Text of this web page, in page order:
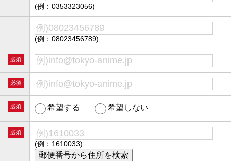
(例：0353323056)
(例：08023456789)
必須
必須
必須 希望する 希望しない
必須
(例：1610033)